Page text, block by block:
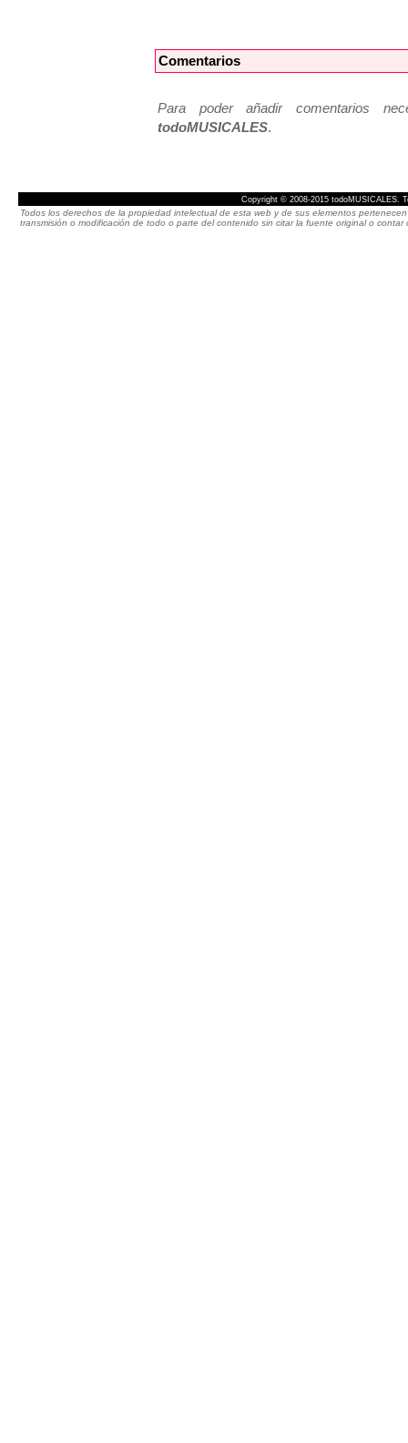
Comentarios
Para poder añadir comentarios
todoMUSICALES.
Copyright © 2008-2015 todoMUSICALES.
Todos los derechos de la propiedad intelectual de esta web y de sus elementos
transmisión o modificación de todo o parte del contenido sin citar la fuente original o